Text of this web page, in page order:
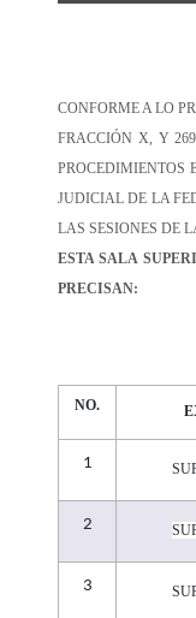
CONFORME A LO
FRACCIÓN X, Y
PROCEDIMIENTOS
JUDICIAL DE LA
LAS SESIONES DE
ESTA SALA
PRECISAN:
NO.
1
2
3